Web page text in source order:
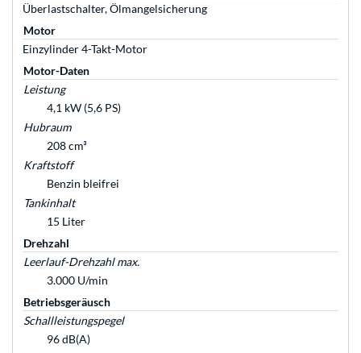
Überlastschalter, Ölmangelsicherung
Motor
Einzylinder 4-Takt-Motor
Motor-Daten
Leistung
4,1 kW (5,6 PS)
Hubraum
208 cm³
Kraftstoff
Benzin bleifrei
Tankinhalt
15 Liter
Drehzahl
Leerlauf-Drehzahl max.
3.000 U/min
Betriebsgeräusch
Schallleistungspegel
96 dB(A)